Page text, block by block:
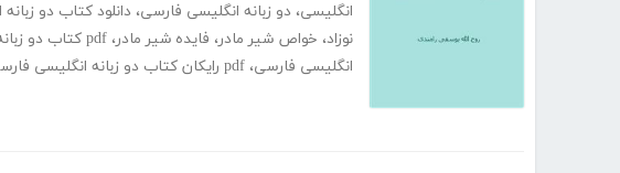
انگلیسی، دو زبانه انگلیسی فارسی، دانلود کتاب دو
نوزاد، خواص شیر مادر، فایده شیر مادر، pdf کتاب دو زبانه انگلیسی فارسی
انگلیسی فارسی، pdf رایکان کتاب دو زبانه انگلیسی فارسی